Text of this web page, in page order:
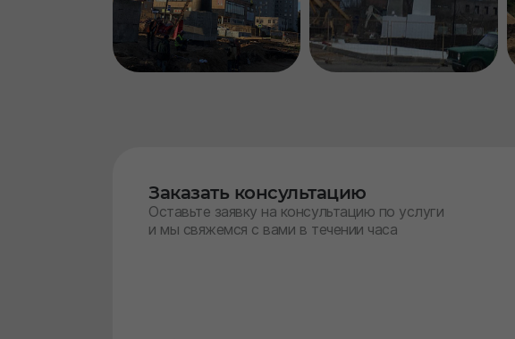
Заказать консультацию
Оставьте заявку на консультацию по услуги
и мы свяжемся с вами в течении часа